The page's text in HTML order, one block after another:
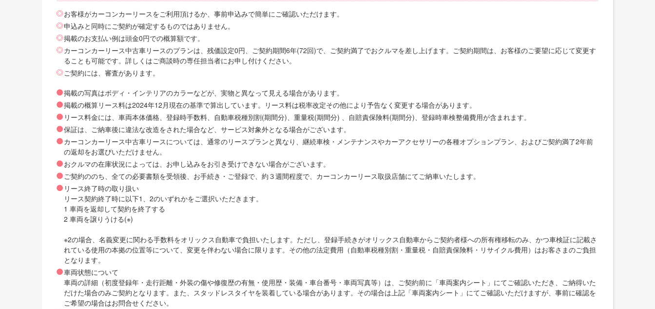
お客様がカーコンカーリースをご利用頂けるか、事前申込みで簡単にご確認いただけます。
申込みと同時にご契約が確定するものではありません。
掲載のお支払い例は頭金0円での概算額です。
カーコンカーリース中古車リースのプランは、残価設定0円、ご契約期間6年(72回)で、ご契約満了でおクルマを差し上げます。ご契約期間は、お客様のご要望に応じて変更す
ることも可能です。詳しくはご商談時の専任担当者にお申し付けください。
ご契約には、審査があります。
掲載の写真はボディ・インテリアのカラーなどが、実物と異なって見える場合があります。
掲載の概算リース料は2024年12月現在の基準で算出しています。リース料は税率改定その他により予告なく変更する場合があります。
リース料金には、車両本体価格、登録時手数料、自動車税種別割(期間分)、重量税(期間分) 、自賠責保険料(期間分)、登録時車検整備費用が含まれます。
保証は、ご納車後に違法な改造をされた場合など、サービス対象外となる場合がございます。
カーコンカーリース中古車リースについては、通常のリースプランと異なり、継続車検・メンテナンスやカーアクセサリーの各種オプションプラン、およびご契約満了2年前
の返却をお選びいただけません。
おクルマの在庫状況によっては、お申し込みをお引き受けできない場合がございます。
ご契約ののち、全ての必要書類を受領後、お手続き・ご登録で、約３週間程度で、カーコンカーリース取扱店舗にてご納車いたします。
リース終了時の取り扱い
リース契約終了時に以下1、2のいずれかをご選択いただきます。
1 車両を返却して契約を終了する
2 車両を譲りうける(※)
※2の場合、名義変更に関わる手数料をオリックス自動車で負担いたします。ただし、登録手続きがオリックス自動車からご契約者様への所有権移転のみ、かつ車検証に記載さ
れている使用の本拠の位置等について、変更を伴わない場合に限ります。その他の法定費用（自動車税種別割・重量税・自賠責保険料・リサイクル費用）はお客さまのご負担
となります。
車両状態について
車両の詳細（初度登録年・走行距離・外装の傷や修復歴の有無・使用歴・装備・車台番号・車両写真等）は、ご契約前に「車両案内シート」にてご確認いただき、ご納得いた
だけた場合のみご契約となります。また、スタッドレスタイヤを装着している場合があります。その場合は上記「車両案内シート」にてご確認いただけますが、事前に確認を
ご希望の場合はお問合せください。